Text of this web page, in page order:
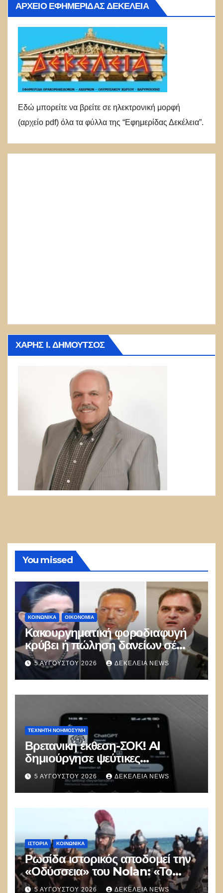
ΑΡΧΕΊΟ ΕΦΗΜΕΡΊΔΑΣ ΔΕΚΈΛΕΙΑ
Εδώ μπορείτε να βρείτε σε ηλεκτρονική μορφή
(αρχείο pdf) όλα τα φύλλα της “Εφημερίδας Δεκέλεια”.
ΧΆΡΗΣ Ι. ΔΗΜΟΎΤΣΟΣ
You missed
ΚΟΙΝΩΝΙΚΑ ΟΙΚΟΝΟΜΙΑ
Κακουργηματική φοροδιαφυγή
κρύβει ἡ πώληση δανείων σέ
funds
5 ΑΥΓΟΎΣΤΟΥ 2026 ΔΕΚΈΛΕΙΑ NEWS
ΤΕΧΝΗΤΉ ΝΟΗΜΟΣΎΝΗ
Βρετανική έκθεση-ΣΟΚ! AI
δημιούργησε ψεύτικες
ταυτότητες και επιχείρησε να
εξαπατήσει προγραμματιστές σε
δοκιμή κυβερνοασφάλειας
5 ΑΥΓΟΎΣΤΟΥ 2026 ΔΕΚΈΛΕΙΑ NEWS
ΙΣΤΟΡΊΑ ΚΟΙΝΩΝΙΚΑ
Ρωσίδα ιστορικός αποδομεί την
«Οδύσσεια» του Nolan: «Το
Hollywood δημιουργεί στρεβλή
5 ΑΥΓΟΎΣΤΟΥ 2026 ΔΕΚΈΛΕΙΑ NEWS